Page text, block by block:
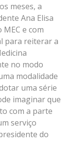
meses, a
Ana Elisa
e com
para reiterar a
no modo
modalidade
uma série
imaginar que
com a parte
serviço
do